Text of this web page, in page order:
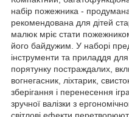
набір пожежника -
рекомендована для дітей
малюк мріє стати
його байдужим. У наборі
інструменти та приладдя
порятунку постраждалих,
вогнегасник, ліхтарик,
зберігання і перенесення
зручної валізки з
світлові ефекти